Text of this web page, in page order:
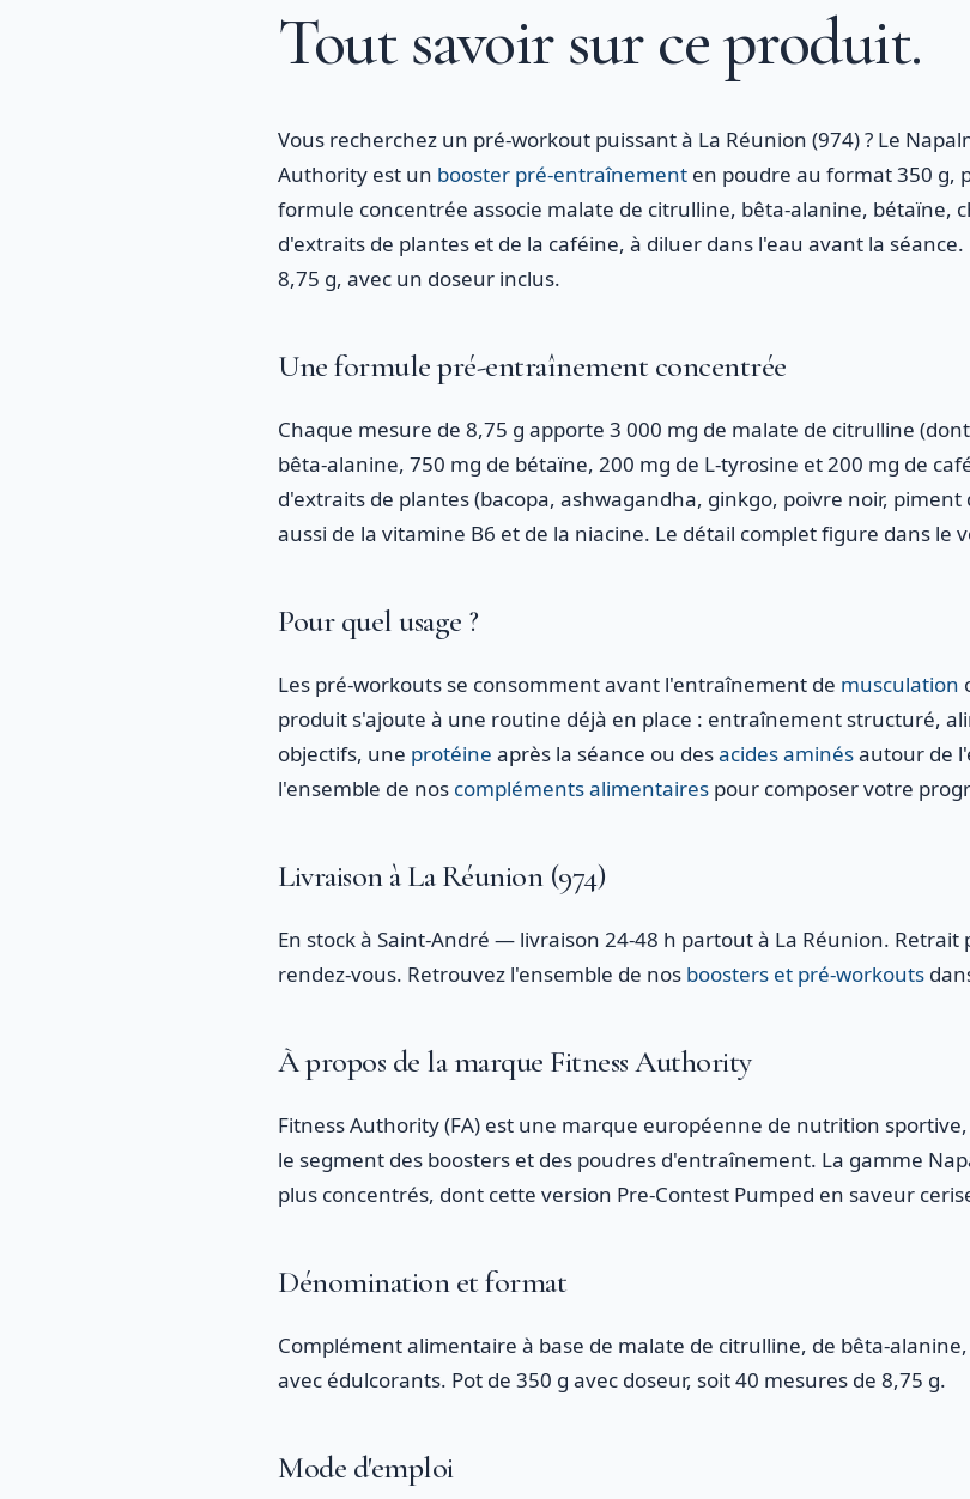
Tout savoir sur ce produit.
Vous recherchez un pré-workout puissant à La Réunion (974) ? Le
Authority est un booster pré-entraînement en poudre au format 350 g,
formule concentrée associe malate de citrulline, bêta-alanine, bétaïne,
d'extraits de plantes et de la caféine, à diluer dans l'eau avant la
8,75 g, avec un doseur inclus.
Une formule pré-entraînement concentrée
Chaque mesure de 8,75 g apporte 3 000 mg de malate de citrulline
bêta-alanine, 750 mg de bétaïne, 200 mg de L-tyrosine et 200 mg de
d'extraits de plantes (bacopa, ashwagandha, ginkgo, poivre noir,
aussi de la vitamine B6 et de la niacine. Le détail complet figure dans le
Pour quel usage ?
Les pré-workouts se consomment avant l'entraînement de musculation
produit s'ajoute à une routine déjà en place : entraînement structuré,
objectifs, une protéine après la séance ou desacides aminésautour de
l'ensemble de nos compléments alimentaires pour composer votre
Livraison à La Réunion (974)
En stock à Saint-André — livraison 24-48 h partout à La Réunion. Retrait
rendez-vous. Retrouvez l'ensemble de nos boosters et pré-workouts
À propos de la marque Fitness Authority
Fitness Authority (FA) est une marque européenne de nutrition
le segment des boosters et des poudres d'entraînement. La gamme
plus concentrés, dont cette version Pre-Contest Pumped en saveur
Dénomination et format
Complément alimentaire à base de malate de citrulline, de bêta-
avec édulcorants. Pot de 350 g avec doseur, soit 40 mesures de 8,75 g.
Mode d'emploi